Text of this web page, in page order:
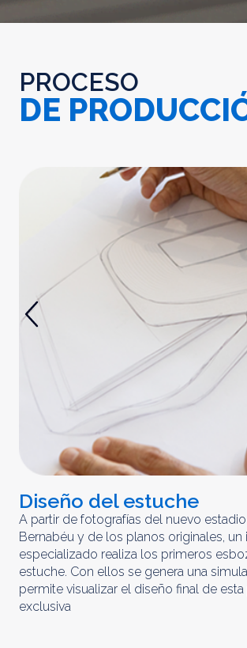
PROCESO
DE
Diseño del estuche
A partir de fotografías del nuevo
Bernabéu y de los planos originales, un
especializado realiza los primeros
estuche. Con ellos se genera una
permite visualizar el diseño final de
exclusiva